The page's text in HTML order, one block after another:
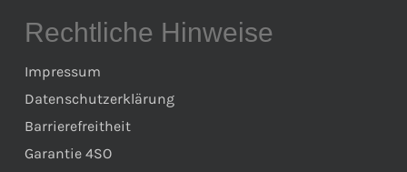
Rechtliche Hinweise
Impressum
Datenschutzerklärung
Barrierefreitheit
Garantie 4SO